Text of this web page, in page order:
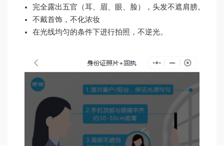
完全露出五官（耳、眉、眼、脸），头发不遮肩膀。
不戴首饰，不化浓妆
在光线均匀的条件下进行拍照，不逆光。